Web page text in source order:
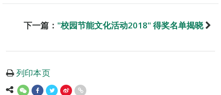
下一篇： "校园节能文化活动2018" 得奖名单揭晓
列印本页